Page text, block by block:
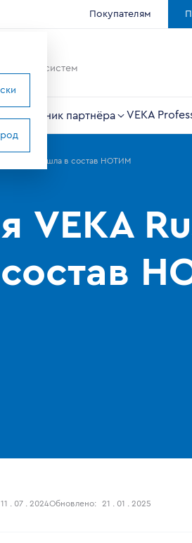
Покупателям
оконных систем
Справочник партнёра VEKA
Rus вошла в состав НОТИМ
VEKA
11 . 07 . 2024Обновлено: 21 . 01 . 2025